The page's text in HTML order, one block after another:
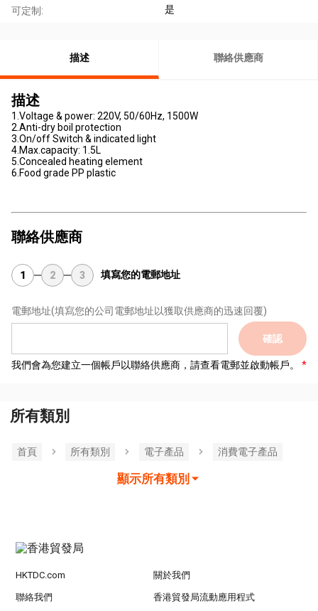
可定制: 是
描述 聯絡供應商
描述
1.Voltage & power: 220V, 50/60Hz, 1500W
2.Anti-dry boil protection
3.On/off Switch & indicated light
4.Max.capacity: 1.5L
5.Concealed heating element
6.Food grade PP plastic
聯絡供應商
1 2 3 填寫您的電郵地址
電郵地址(填寫您的公司電郵地址以獲取供應商的迅速回覆)
確認
我們會為您建立一個帳戶以聯絡供應商，請查看電郵並啟動帳戶。
所有類別
首頁 所有類別 電子產品 消費電子產品
顯示所有類別
HKTDC.com 關於我們
聯絡我們 香港貿發局流動應用程式